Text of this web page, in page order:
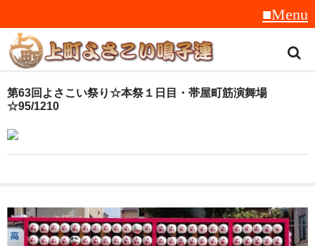
トップ
音楽
衣装
第63回よさこい祭り☆本祭１日目・帯屋町筋演舞場
☆95/1210